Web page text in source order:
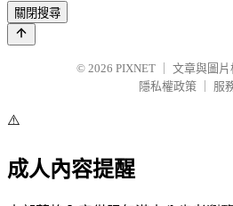
關閉搜尋
© 2026 PIXNET
文章與圖
隱私權政策
服
⚠️
成人內容提醒